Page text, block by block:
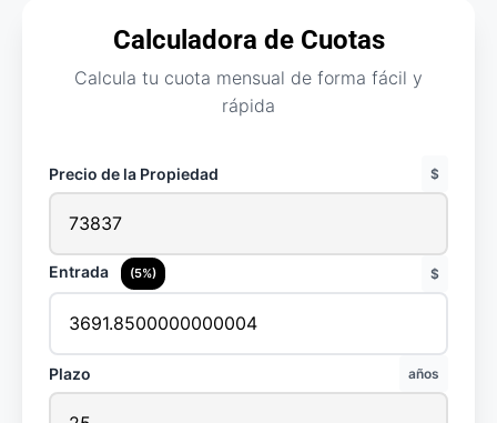
Calculadora de Cuotas
Calcula tu cuota mensual de forma fácil y
rápida
Precio de la Propiedad $
Entrada (5%) $
Plazo años